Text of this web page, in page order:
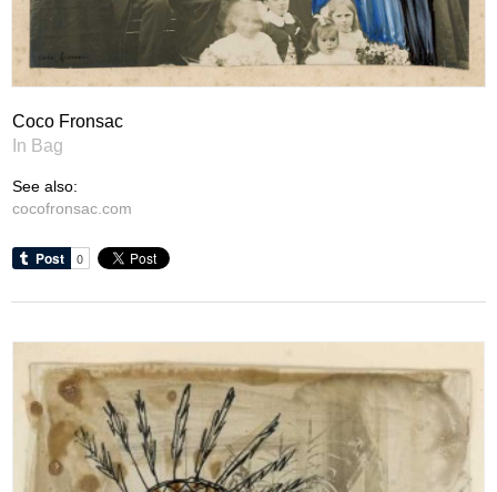
Coco Fronsac
In Bag
See also:
cocofronsac.com